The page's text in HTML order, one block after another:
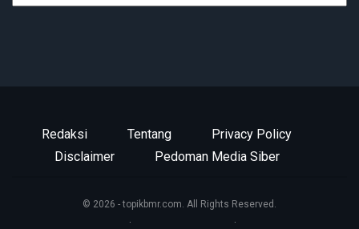
Redaksi Tentang
Privacy Policy
Disclaimer
Pedoman Media Siber
© 2026 - topikbmr.com. All Rights Reserved.
Website Design:
BetterStudio